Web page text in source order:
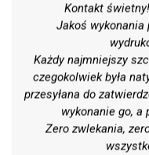
Kontakt
Jakoś wykonania
Każdy najmniejszy
czegokolwiek była
przesyłana do
wykonanie go, a
Zero zwlekania,